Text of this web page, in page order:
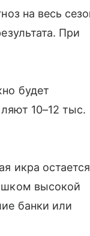
на весь
При
будет
10–12 тыс.
икра остается
высокой
банки или